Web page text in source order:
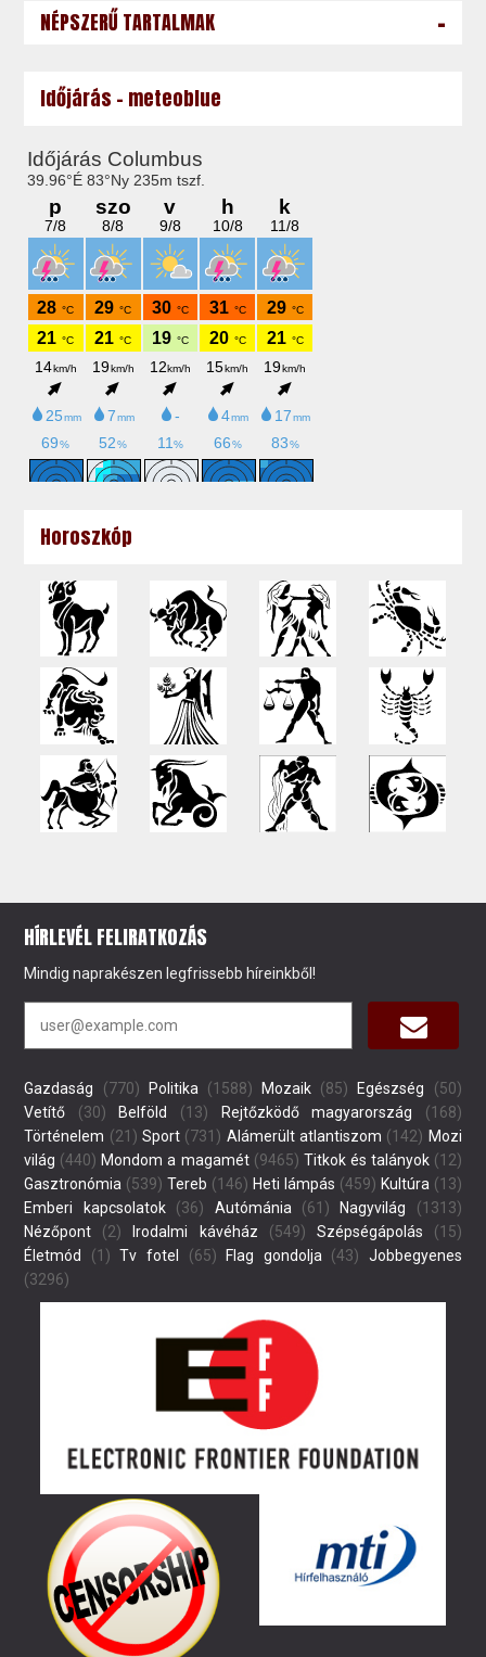
NÉPSZERŰ TARTALMAK -
Időjárás - meteoblue
Horoszkóp
HÍRLEVÉL FELIRATKOZÁS
Mindig naprakészen legfrissebb híreinkből!
Gazdaság (770) Politika (1588) Mozaik (85) Egészség (50)
Vetítő (30) Belföld (13) Rejtőzködő magyarország (168)
Történelem (21) Sport (731) Alámerült atlantiszom (142) Mozi
világ (440) Mondom a magamét(9465) Titkok és talányok(12)
Gasztronómia (539) Tereb (146) Heti lámpás (459) Kultúra (13)
Emberi kapcsolatok(36) Autómánia (61) Nagyvilág (1313)
Nézőpont (2) Irodalmi kávéház (549) Szépségápolás (15)
Életmód
(1) Tv fotel (65) Flag gondolja (43)
Jobbegyenes
(3296)